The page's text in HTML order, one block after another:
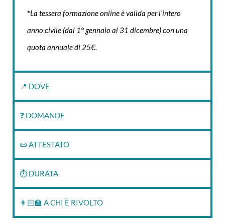
*La tessera formazione online è valida per l’intero
anno civile (dal 1° gennaio al 31 dicembre) con una
quota annuale di 25€.
📍 DOVE
❓ DOMANDE
📜 ATTESTATO
⏱‍ DURATA
👩🏻‍🏫 A CHI È RIVOLTO